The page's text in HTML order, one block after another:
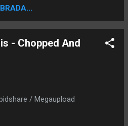
o qual ficou tão famoso que
Lil' Wayne, R. Kelly, Mariah
Jay-Z, JoJo, Rihanna, 50
- Chopped And
/ Megaupload